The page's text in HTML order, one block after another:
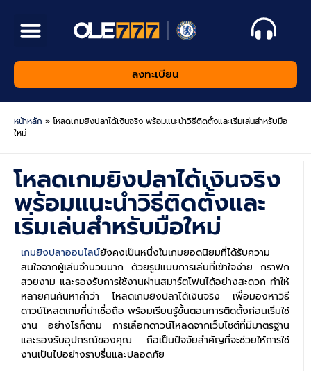
ลงทะเบียน
หน้าหลัก » โหลดเกมยิงปลาได้เงินจริง พร้อมแนะนำวิธีติดตั้งและเริ่มเล่นสำหรับมือ
ใหม่
โหลดเกมยิงปลาได้เงินจริง
พร้อมแนะนำวิธีติดตั้งและ
เริ่มเล่นสำหรับมือใหม่
เกมยิงปลาออนไลน์ยังคงเป็นหนึ่งในเกมยอดนิยมที่ได้รับความ
สนใจจากผู้เล่นจำนวนมาก ด้วยรูปแบบการเล่นที่เข้าใจง่าย กราฟิก
สวยงาม และรองรับการใช้งานผ่านสมาร์ตโฟนได้อย่างสะดวก ทำให้
หลายคนค้นหาคำว่า โหลดเกมยิงปลาได้เงินจริง เพื่อมองหาวิธี
ดาวน์โหลดเกมที่น่าเชื่อถือ พร้อมเรียนรู้ขั้นตอนการติดตั้งก่อนเริ่มใช้
งาน อย่างไรก็ตาม การเลือกดาวน์โหลดจากเว็บไซต์ที่มีมาตรฐาน
และรองรับอุปกรณ์ของคุณ ถือเป็นปัจจัยสำคัญที่จะช่วยให้การใช้
งานเป็นไปอย่างราบรื่นและปลอดภัย